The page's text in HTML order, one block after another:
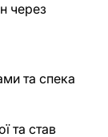
через
та спека
та став